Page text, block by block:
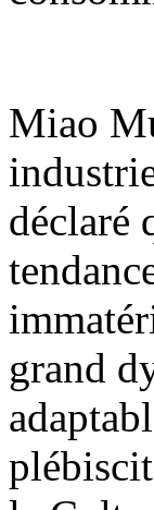
Miao
déclaré
grand